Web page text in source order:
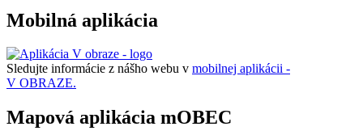
Mobilná aplikácia
Sledujte informácie z nášho webu v mobilnej aplikácii -
V OBRAZE.
Mapová aplikácia mOBEC